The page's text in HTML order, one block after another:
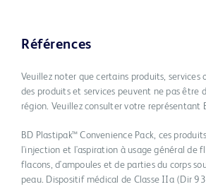
Références
Veuillez noter que certains produits, services
des produits et services peuvent ne pas être
région. Veuillez consulter votre représentant
BD Plastipak™ Convenience Pack, ces
l'injection et l'aspiration à usage général de
flacons, d'ampoules et de parties du corps
peau. Dispositif médical de Classe IIa (Dir